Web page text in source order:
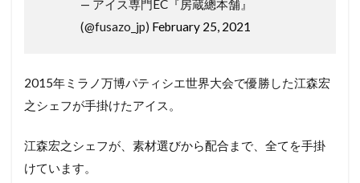
— アイス専門EC『房蔵總本舗』
(@fusazo_jp) February 25, 2021
2015年ミラノ万博パティシエ世界大会で優勝した江森宏
之シェフが手掛けたアイス。
江森宏之シェフが、素材選びから配合まで、全てを手掛
けています。